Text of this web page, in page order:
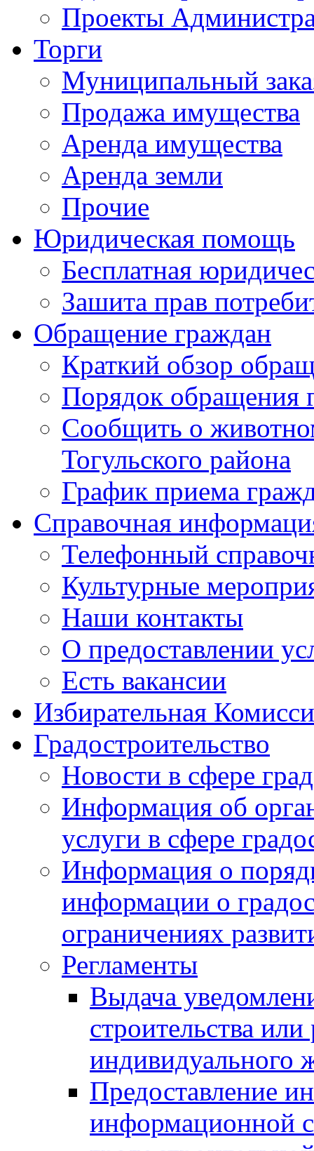
Проекты
Торги
Муниципальный
Продажа имущества
Аренда имущества
Аренда земли
Прочие
Юридическая помощь
Бесплатная
Зашита прав
Обращение граждан
Краткий обзор
Порядок обращения
Сообщить о
Тогульского района
График приема
Справочная
Телефонный
Культурные
Наши контакты
О предоставлении
Есть вакансии
Избирательная
Градостроительство
Новости в сфере
Информация об
услуги в сфере
Информация о
информации о
ограничениях
Регламенты
Выдача
строительства
индивидуального
Предоставление
информационной